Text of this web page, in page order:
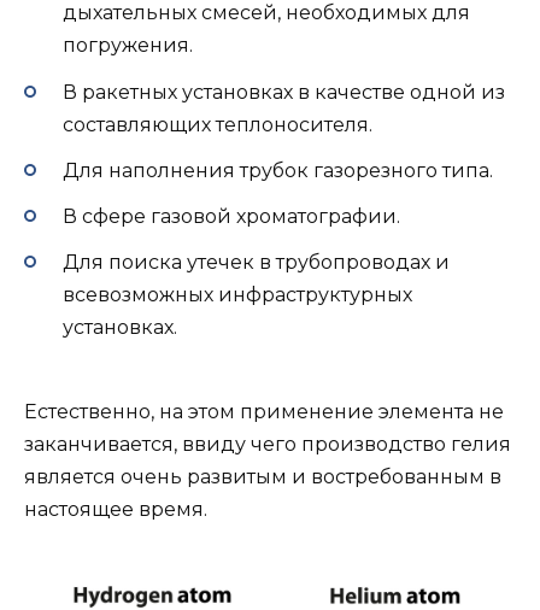
дыхательных смесей, необходимых для
погружения.
В ракетных установках в качестве одной из
составляющих теплоносителя.
Для наполнения трубок газорезного типа.
В сфере газовой хроматографии.
Для поиска утечек в трубопроводах и
всевозможных инфраструктурных
установках.
Естественно, на этом применение элемента не
заканчивается, ввиду чего производство гелия
является очень развитым и востребованным в
настоящее время.